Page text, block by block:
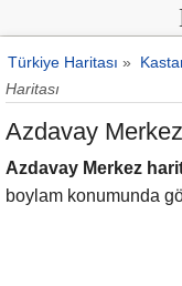
Türkiye Haritası »
Haritası
Azdavay
Azdavay Merkez
boylam konumunda